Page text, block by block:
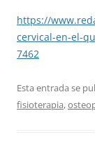
https://
cervical-en-el-
7462
Esta entrada se
fisioterapia,